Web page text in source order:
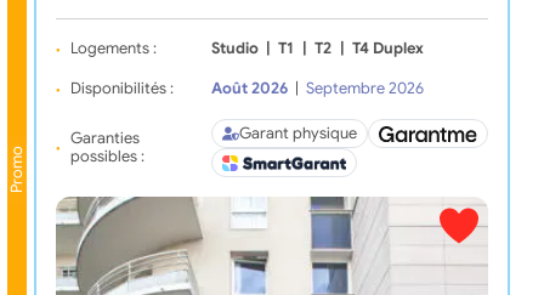
Promo
Logements : Studio T1 T2 T4 Duplex
Disponibilités : Août 2026 Septembre 2026
Garanties
possibles :
Garant physique